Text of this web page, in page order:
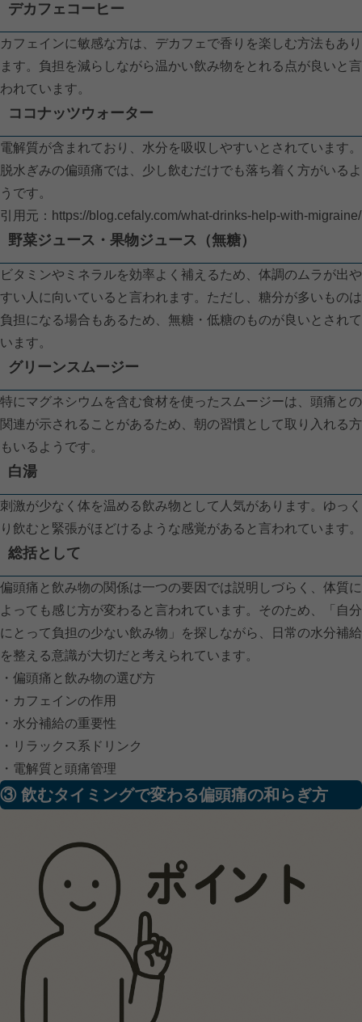
デカフェコーヒー
カフェインに敏感な方は、デカフェで香りを楽しむ方法もあり
ます。負担を減らしながら温かい飲み物をとれる点が良いと言
われています。
ココナッツウォーター
電解質が含まれており、水分を吸収しやすいとされています。
脱水ぎみの偏頭痛では、少し飲むだけでも落ち着く方がいるよ
うです。
引用元： https://blog.cefaly.com/what-drinks-help-with-migraine/
野菜ジュース・果物ジュース（無糖）
ビタミンやミネラルを効率よく補えるため、体調のムラが出や
すい人に向いていると言われます。ただし、糖分が多いものは
負担になる場合もあるため、無糖・低糖のものが良いとされて
います。
グリーンスムージー
特にマグネシウムを含む食材を使ったスムージーは、頭痛との
関連が示されることがあるため、朝の習慣として取り入れる方
もいるようです。
白湯
刺激が少なく体を温める飲み物として人気があります。ゆっく
り飲むと緊張がほどけるような感覚があると言われています。
総括として
偏頭痛と飲み物の関係は一つの要因では説明しづらく、体質に
よっても感じ方が変わると言われています。そのため、「自分
にとって負担の少ない飲み物」を探しながら、日常の水分補給
を整える意識が大切だと考えられています。
・偏頭痛と飲み物の選び方
・カフェインの作用
・水分補給の重要性
・リラックス系ドリンク
・電解質と頭痛管理
③ 飲むタイミングで変わる偏頭痛の和らぎ方